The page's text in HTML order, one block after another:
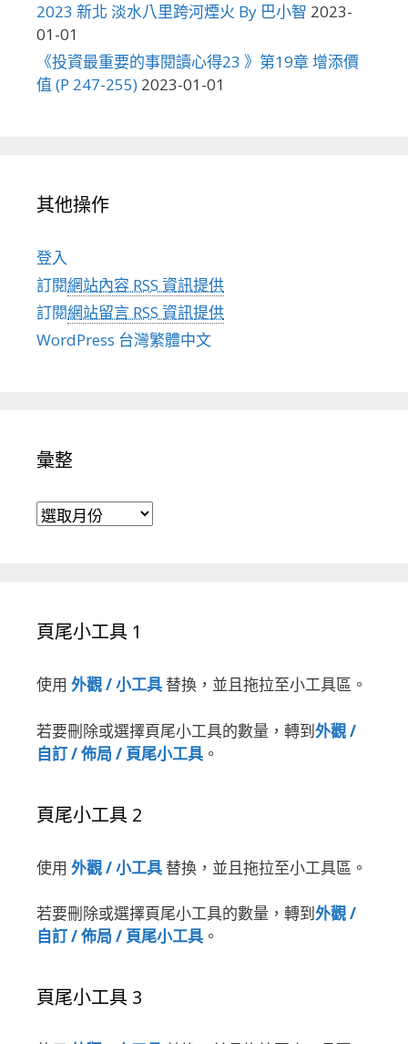
2023 新北 淡水八里跨河煙火 By 巴小智 2023-
01-01
《投資最重要的事閱讀心得23 》第19章 增添價
值 (P 247-255) 2023-01-01
其他操作
登入
訂閱網站內容 RSS 資訊提供
訂閱網站留言 RSS 資訊提供
WordPress 台灣繁體中文
彙整
彙整
頁尾小工具 1
使用 外觀 / 小工具 替換，並且拖拉至小工具區。
若要刪除或選擇頁尾小工具的數量，轉到外觀 /
自訂 / 佈局 / 頁尾小工具 。
頁尾小工具 2
使用 外觀 / 小工具 替換，並且拖拉至小工具區。
若要刪除或選擇頁尾小工具的數量，轉到外觀 /
自訂 / 佈局 / 頁尾小工具 。
頁尾小工具 3